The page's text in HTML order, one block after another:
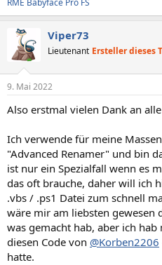
RME Babyface Pro FS
Viper73
Lieutenant Ersteller dieses
9. Mai 2022
Also erstmal vielen Dank an
Ich verwende für meine
"Advanced Renamer" und bin
ist nur ein Spezialfall wenn es
das oft brauche, daher will ich
.vbs / .ps1 Datei zum schnell
wäre mir am liebsten gewesen
was gemacht hab, aber ich
diesen Code von @Korben2206
hatte.